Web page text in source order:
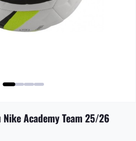
Academy Team 25/26